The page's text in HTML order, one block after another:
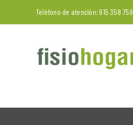
Teléfono de atención:615 358 759